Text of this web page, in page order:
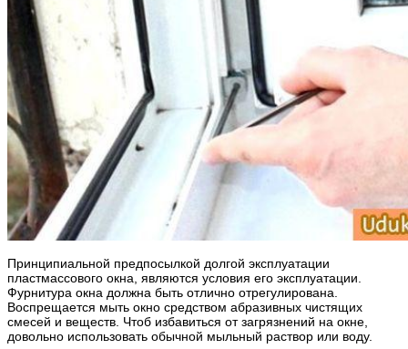
Принципиальной предпосылкой долгой эксплуатации
пластмассового окна, являются условия его эксплуатации.
Фурнитура окна должна быть отлично отрегулирована.
Воспрещается мыть окно средством абразивных чистящих
смесей и веществ. Чтоб избавиться от загрязнений на окне,
довольно использовать обычной мыльный раствор или воду.